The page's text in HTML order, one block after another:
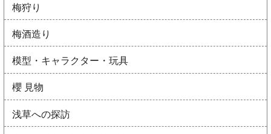
梅狩り
梅酒造り
模型・キャラクター・玩具
櫻 見物
浅草への探訪